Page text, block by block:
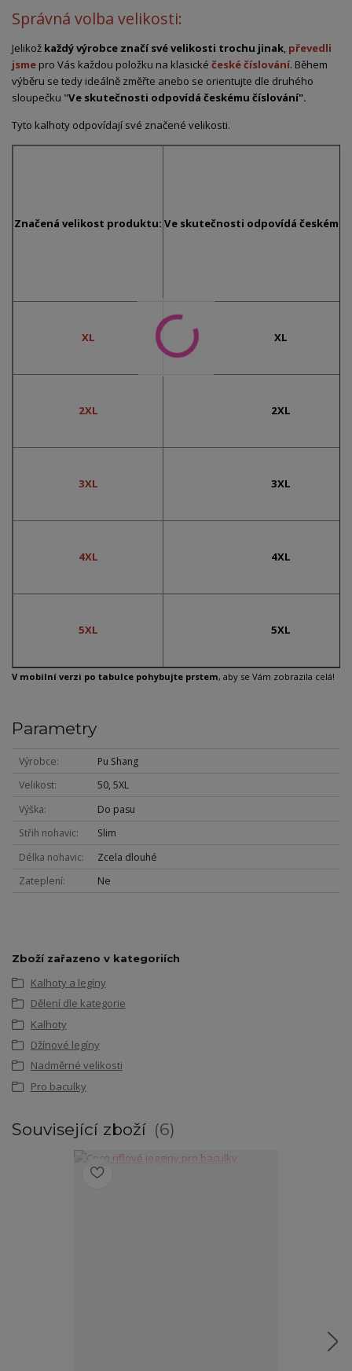
Správná volba velikosti:
Jelikož každý výrobce značí své velikosti trochu jinak převedli
jsme pro Vás každou položku na klasické české číslování. Během
výběru se tedy ideálně změřte anebo se orientujte dle druhého
sloupečku "Ve skutečnosti odpovídá českému číslování".
Tyto kalhoty odpovídají své značené velikosti.
Značená velikost produktu: Ve skutečnosti odpovídá českému
XL XL
2XL 2XL
3XL 3XL
4XL 4XL
5XL 5XL
V mobilní verzi po tabulce pohybujte prstem, aby se Vám zobrazila celá!
Parametry
Výrobce
Pu Shang
Velikost
50, 5XL
Výška
Do pasu
Střih nohavic
Slim
Délka nohavic
Zcela dlouhé
Zateplení
Ne
Zboží zařazeno v kategoriích
Kalhoty a legíny
Dělení dle kategorie
Kalhoty
Džínové legíny
Nadměrné velikosti
Pro baculky
Související zboží 6